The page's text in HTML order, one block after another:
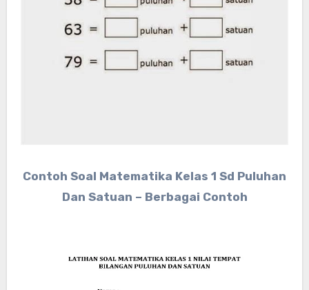
Contoh Soal Matematika Kelas 1 Sd Puluhan
Dan Satuan – Berbagai Contoh